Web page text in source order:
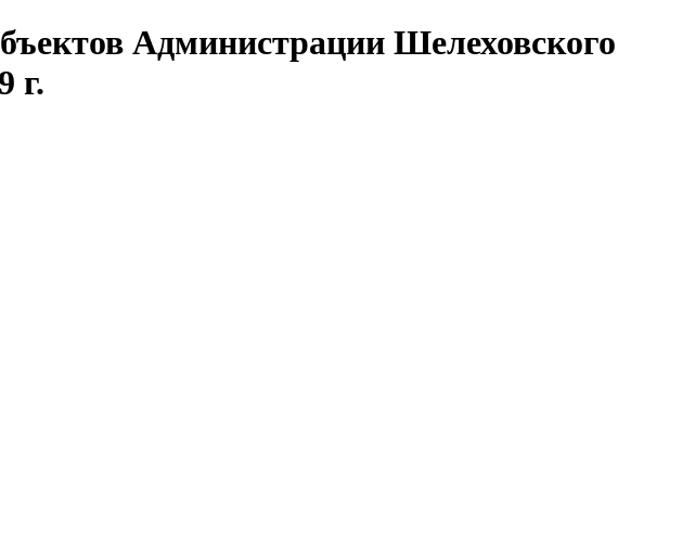
Администрации Шелеховского
г.